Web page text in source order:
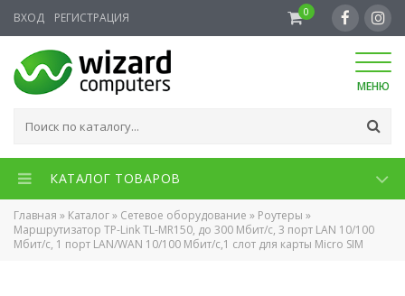
ВХОД РЕГИСТРАЦИЯ 0
МЕНЮ
КАТАЛОГ ТОВАРОВ
Главная » Каталог» Сетевое оборудование » Роутеры »
Маршрутизатор TP-Link TL-MR150, до 300 Мбит/с, 3 порт LAN 10/100
Мбит/с, 1 порт LAN/WAN 10/100 Мбит/с,1 слот для карты Micro SIM